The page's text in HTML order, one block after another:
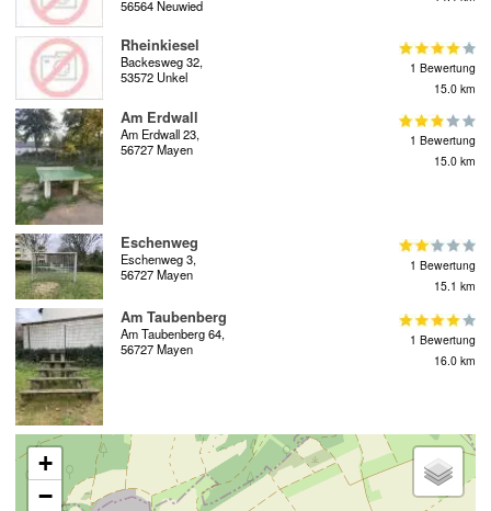
56564 Neuwied
Rheinkiesel
Backesweg 32,
53572 Unkel
1 Bewertung
15.0 km
Am Erdwall
Am Erdwall 23,
56727 Mayen
1 Bewertung
15.0 km
Eschenweg
Eschenweg 3,
56727 Mayen
1 Bewertung
15.1 km
Am Taubenberg
Am Taubenberg 64,
56727 Mayen
1 Bewertung
16.0 km
+
−